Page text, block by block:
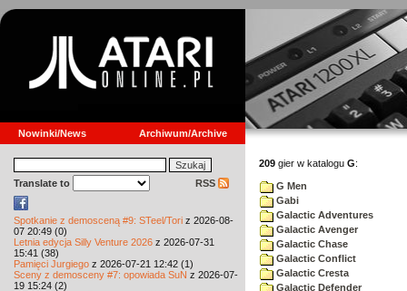
Nowinki/News Archiwum/Archive
Translate to RSS
Spotkanie z demosceną #9: STeel/Tori z 2026-08-
07 20:49 (0)
Letnia edycja Silly Venture 2026 z 2026-07-31
15:41 (38)
Pamięci Jurgiego z 2026-07-21 12:42 (1)
Sceny z demosceny #7: opowiada SuN z 2026-07-
19 15:24 (2)
209 gier w katalogu G:
G Men
Gabi
Galactic Adventures
Galactic Avenger
Galactic Chase
Galactic Conflict
Galactic Cresta
Galactic Defender